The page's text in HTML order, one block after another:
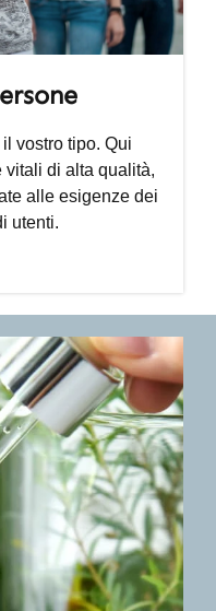
vostro tipo. Qui
vitali di alta qualità,
alle esigenze dei
utenti.